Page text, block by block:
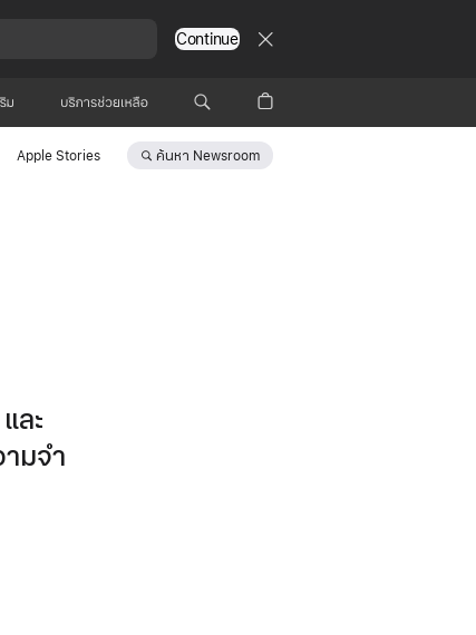
Continue
ม บริการช่วยเหลือ
Apple Stories ค้นหา Newsroom
ละ
มจำ